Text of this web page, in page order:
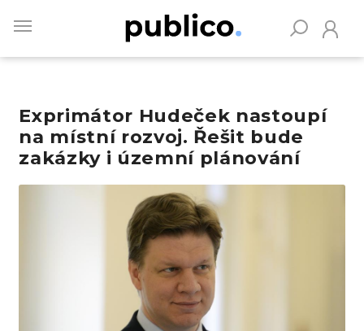
main
Exprimátor Hudeček nastoupí
na místní rozvoj. Řešit bude
zakázky i územní plánování
Obrázek
Vyhledávejte na Publiku